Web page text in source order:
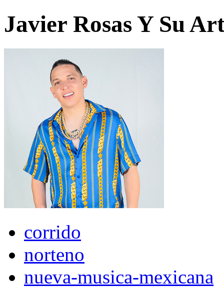
Javier Rosas Y Su
corrido
norteno
nueva-musica-mexicana